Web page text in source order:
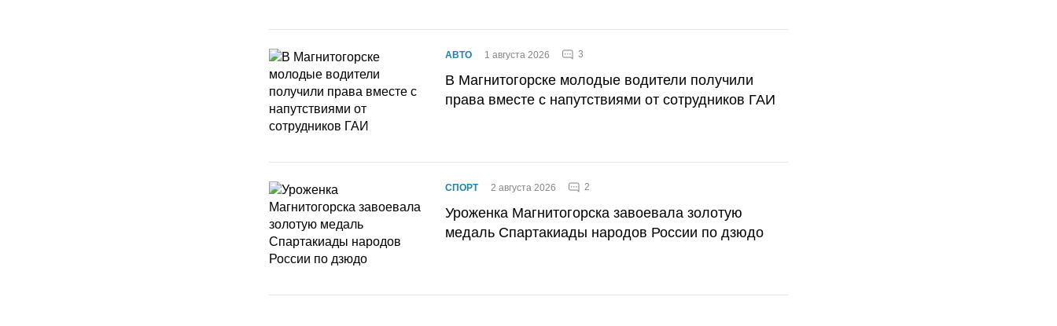
АВТО 1 августа 2026 3
В Магнитогорске молодые водители получили
права вместе с напутствиями от сотрудников ГАИ
СПОРТ 2 августа 2026 2
Уроженка Магнитогорска завоевала золотую
медаль Спартакиады народов России по дзюдо